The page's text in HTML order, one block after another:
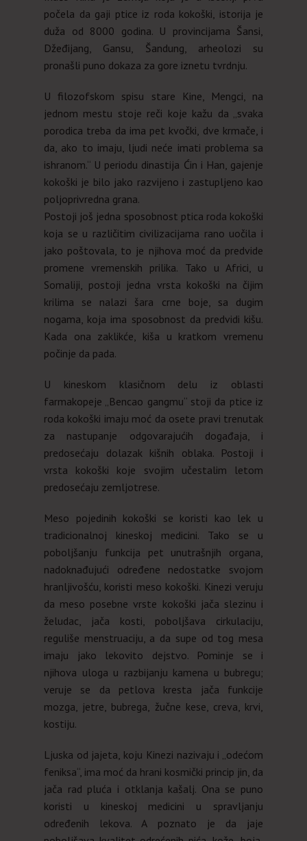
počela da gaji ptice iz roda kokoški, istorija je
duža od 8000 godina. U provincijama Šansi,
Džeđijang, Gansu, Šandung, arheolozi su
pronašli puno dokaza za gore iznetu tvrdnju.
U filozofskom spisu stare Kine, Mengci, na
jednom mestu stoje reči koje kažu da „svaka
porodica treba da ima pet kvočki, dve krmače, i
da, ako to imaju, ljudi neće imati problema sa
ishranom.“ U periodu dinastija Ćin i Han, gajenje
kokoški je bilo jako razvijeno i zastupljeno kao
poljoprivredna grana.
Postoji još jedna sposobnost ptica roda kokoški
koja se u različitim civilizacijama rano uočila i
jako poštovala, to je njihova moć da predvide
promene vremenskih prilika. Tako u Africi, u
Somaliji, postoji jedna vrsta kokoški na čijim
krilima se nalazi šara crne boje, sa dugim
nogama, koja ima sposobnost da predvidi kišu.
Kada ona zaklikće, kiša u kratkom vremenu
počinje da pada.
U kineskom klasičnom delu iz oblasti
farmakopeje „Bencao gangmu“ stoji da ptice iz
roda kokoški imaju moć da osete pravi trenutak
za nastupanje odgovarajućih događaja, i
predosećaju dolazak kišnih oblaka. Postoji i
vrsta kokoški koje svojim učestalim letom
predosećaju zemljotrese.
Meso pojedinih kokoški se koristi kao lek u
tradicionalnoj kineskoj medicini. Tako se u
poboljšanju funkcija pet unutrašnjih organa,
nadoknađujući određene nedostatke svojom
hranljivošću, koristi meso kokoški. Kinezi veruju
da meso posebne vrste kokoški jača slezinu i
želudac, jača kosti, poboljšava cirkulaciju,
reguliše menstruaciju, a da supe od tog mesa
imaju jako lekovito dejstvo. Pominje se i
njihova uloga u razbijanju kamena u bubregu;
veruje se da petlova kresta jača funkcije
mozga, jetre, bubrega, žučne kese, creva, krvi,
kostiju.
Ljuska od jajeta, koju Kinezi nazivaju i „odećom
feniksa“, ima moć da hrani kosmički princip jin, da
jača rad pluća i otklanja kašalj. Ona se puno
koristi u kineskoj medicini u spravljanju
određenih lekova. A poznato je da jaje